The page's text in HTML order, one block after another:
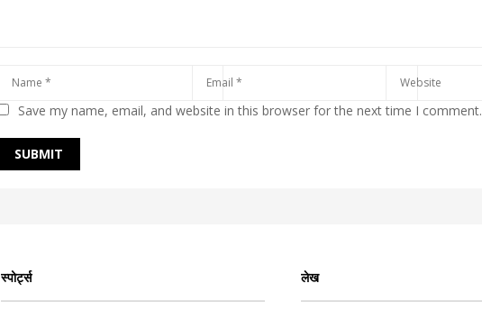
Save my name, email, and website in this browser for the next time I comment.
स्पोर्ट्स लेख